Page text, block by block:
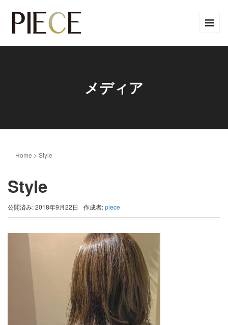
メディア
Home > Style
Style
公開済み: 2018年9月22日 作成者:piece